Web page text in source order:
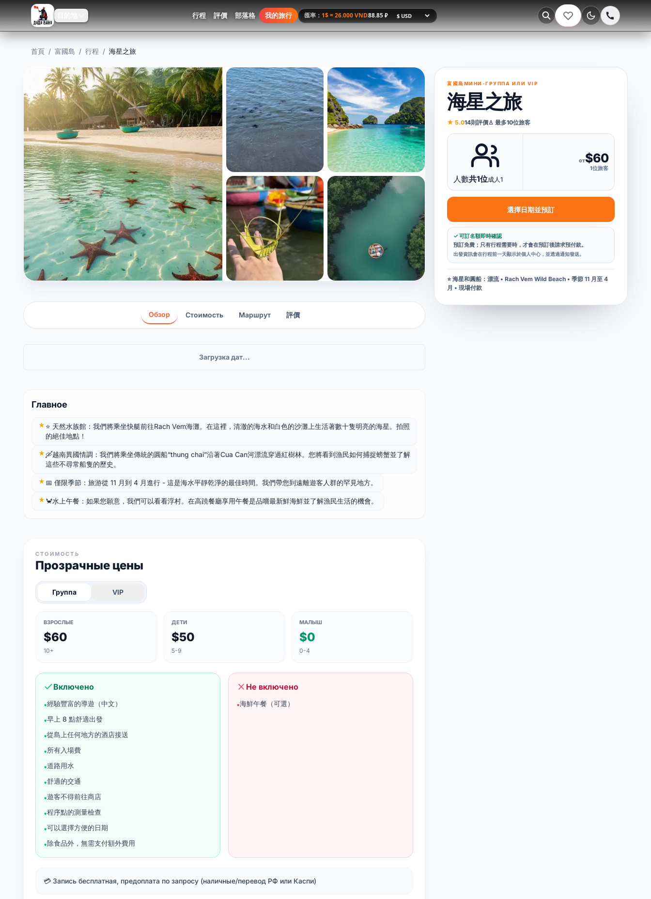
行程 評價 部落格 我的旅行 匯率： 1$ = 26.000 VND88.85 ₽
深色
首頁 / 富國島 / 行程 / 海星之旅
富國島МИНИ-ГРУППА ИЛИ VIP
海星之旅
★ 5.014則評價♙ 最多10位旅客
人數共1位成人1
от$60
1位旅客
選擇日期並預訂
✓ 可訂名額即時確認
預訂免費；只有行程需要時，才會在預訂後請求預付款。
出發資訊會在行程前一天顯示於個人中心，並透過通知發送。
⭐ 海星和圓船：漂流 • Rach Vem Wild Beach • 季節 11 月至 4
月 • 現場付款
Обзор Стоимость Маршрут 評價
Загрузка дат...
Главное
⭐ 天然水族館：我們將乘坐快艇前往Rach Vem海灘。在這裡，清澈的海水和白色的沙灘上生活著數十隻明亮的海星。拍照
的絕佳地點！
🛶越南異國情調：我們將乘坐傳統的圓船“thung chai”沿著Cua Can河漂流穿過紅樹林。您將看到漁民如何捕捉螃蟹並了解
這些不尋常船隻的歷史。
📅 僅限季節：旅游從 11 月到 4 月進行 - 這是海水平靜乾淨的最佳時間。我們帶您到遠離遊客人群的罕見地方。
🦀水上午餐：如果您願意，我們可以看看浮村。在高蹺餐廳享用午餐是品嚐最新鮮海鮮並了解漁民生活的機會。
СТОИМОСТЬ
Прозрачные цены
Группа VIP
ВЗРОСЛЫЕ
$60
10+
ДЕТИ
$50
5-9
МАЛЫШ
$0
0-4
Включено
•經驗豐富的導遊（中文）
•早上 8 點舒適出發
•從島上任何地方的酒店接送
•所有入場費
•道路用水
•舒適的交通
•遊客不得前往商店
•程序點的測量檢查
•可以選擇方便的日期
•除食品外，無需支付額外費用
Не включено
•海鮮午餐（可選）
💳 Запись бесплатная, предоплата по запросу (наличные/перевод РФ или Каспи)